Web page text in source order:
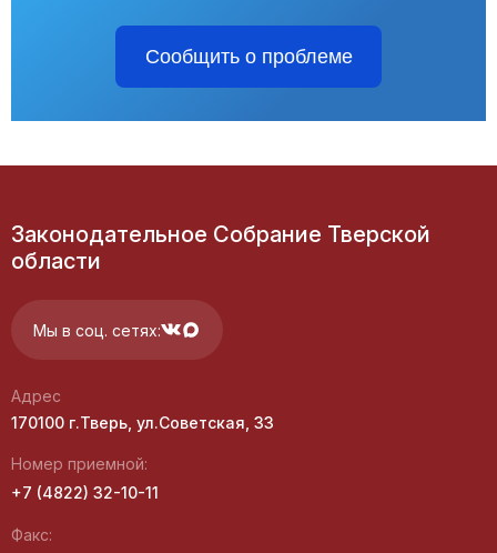
Сообщить о проблеме
Законодательное Собрание Тверской
области
Мы в соц. сетях:
Адрес
170100 г.Тверь, ул.Советская, 33
Номер приемной:
+7 (4822) 32-10-11
Факс: